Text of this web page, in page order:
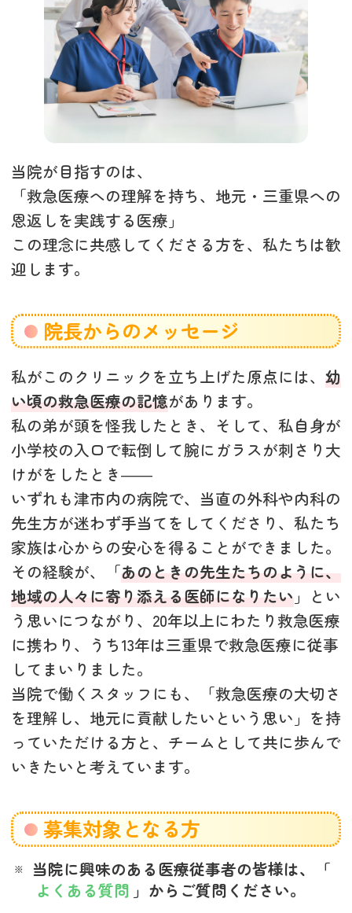
当院が目指すのは、
「救急医療への理解を持ち、地元・三重県への
恩返しを実践する医療」
この理念に共感してくださる方を、私たちは歓
迎します。
院長からのメッセージ
私がこのクリニックを立ち上げた原点には、 幼
い頃の救急医療の記憶があります。
私の弟が頭を怪我したとき、そして、私自身が
小学校の入口で転倒して腕にガラスが刺さり大
けがをしたとき――
いずれも津市内の病院で、当直の外科や内科の
先生方が迷わず手当てをしてくださり、私たち
家族は心からの安心を得ることができました。
その経験が、「あのときの先生たちのように、
地域の人々に寄り添える医師になりたい 」とい
う思いにつながり、20年以上にわたり救急医療
に携わり、うち13年は三重県で救急医療に従事
してまいりました。
当院で働くスタッフにも、「救急医療の大切さ
を理解し、地元に貢献したいという思い」を持
っていただける方と、チームとして共に歩んで
いきたいと考えています。
募集対象となる方
当院に興味のある医療従事者の皆様は、「
よくある質問 」からご質問ください。